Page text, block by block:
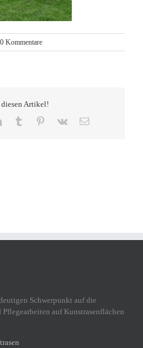
0 Kommentare
Artikel!
LinkedInTumblr Pinterest
Vk
E-
Schwerpunkt auf die
auf Kunstrasenflächen